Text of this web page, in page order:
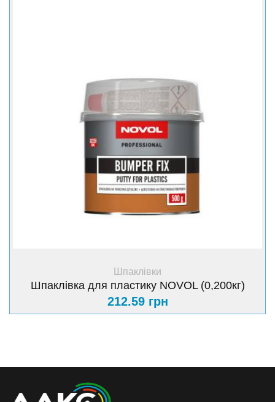
+ Купити
Шпаклівки
Шпаклівка для пластику NOVOL (0,200кг)
212.59 грн